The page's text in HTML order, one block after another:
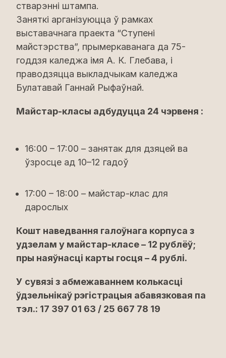
стварэнні штампа.
Заняткі арганізуюцца ў рамках
выставачнага праекта “Ступені
майстэрства”, прымеркаванага да 75-
годдзя каледжа імя А. К. Глебава, і
праводзяцца выкладчыкам каледжа
Булатавай Ганнай Рыфаўнай.
Майстар-класы адбудуцца 24 чэрвеня :
16:00 – 17:00 – занятак для дзяцей ва
ўзросце ад 10–12 гадоў
17:00 – 18:00 – майстар-клас для
дарослых
Кошт наведвання галоўнага корпуса з
удзелам у майстар-класе – 12 рублёў;
пры наяўнасці карты госця – 4 рублі.
У сувязі з абмежаваннем колькасці
ўдзельнікаў рэгістрацыя абавязковая па
тэл.: 17 397 01 63 / 25 667 78 19